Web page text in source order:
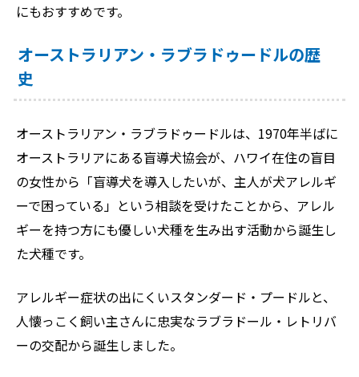
にもおすすめです。
オーストラリアン・ラブラドゥードルの歴
史
オーストラリアン・ラブラドゥードルは、1970年半ばに
オーストラリアにある盲導犬協会が、ハワイ在住の盲目
の女性から「盲導犬を導入したいが、主人が犬アレルギ
ーで困っている」という相談を受けたことから、アレル
ギーを持つ方にも優しい犬種を生み出す活動から誕生し
た犬種です。
アレルギー症状の出にくいスタンダード・プードルと、
人懐っこく飼い主さんに忠実なラブラドール・レトリバ
ーの交配から誕生しました。